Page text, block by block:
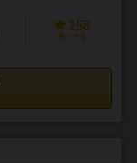
158
持ってる